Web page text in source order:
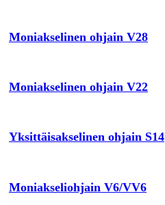
Moniakselinen ohjain V28
Moniakselinen ohjain V22
Yksittäisakselinen ohjain S14
Moniakseliohjain V6/VV6